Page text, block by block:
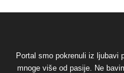
Portal smo pokrenuli iz ljubavi
mnoge više od pasije. Ne